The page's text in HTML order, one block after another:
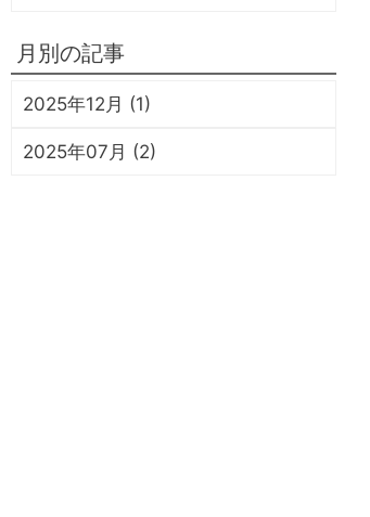
月別の記事
2025年12月 (1)
2025年07月 (2)